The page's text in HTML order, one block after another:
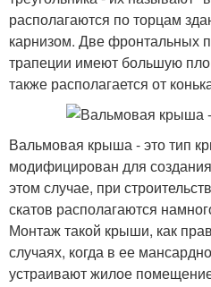
располагаются по торцам
карнизом. Две фронтальных
трапеции имеют большую
также располагается от
Вальмовая крыша - это тип
модифицирован для
этом случае, при
скатов располагаются
Монтаж такой крыши, как
случаях, когда в ее
устраивают жилое